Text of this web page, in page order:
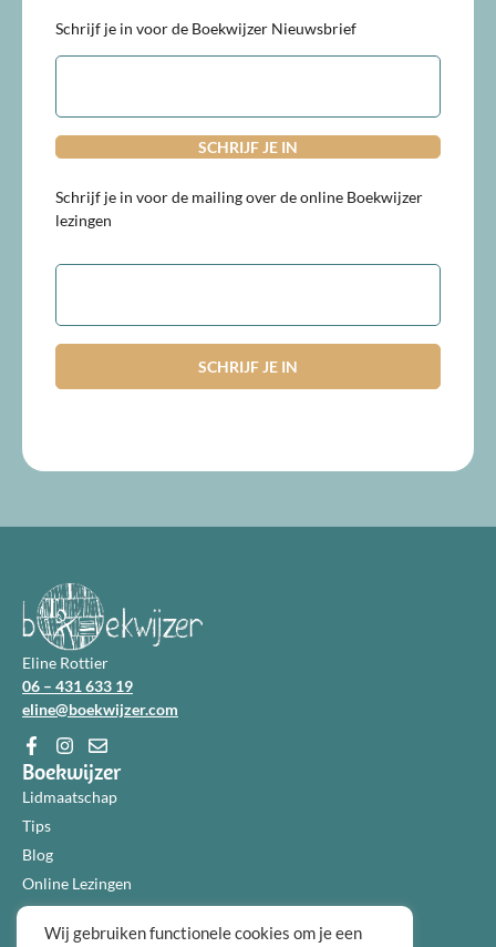
Schrijf je in voor de Boekwijzer Nieuwsbrief
E-
Schrijf je in voor de mailing over de online Boekwijzer
lezingen
E-
Eline Rottier
06 – 431 633 19
eline@boekwijzer.com
Boekwijzer
Lidmaatschap
Tips
Blog
Online Lezingen
Diensten
Over ons
Wij gebruiken functionele cookies om je een